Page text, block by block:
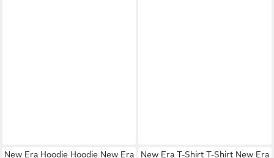
New Era Hoodie Hoodie New Era
New Era T-Shirt T-Shirt New Era